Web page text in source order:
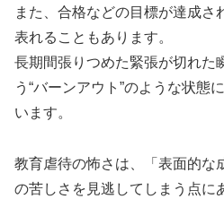
また、合格などの目標が達成さ
表れることもあります。
長期間張りつめた緊張が切れた
う“バーンアウト”のような状態
います。
教育虐待の怖さは、「表面的な
の苦しさを見逃してしまう点に